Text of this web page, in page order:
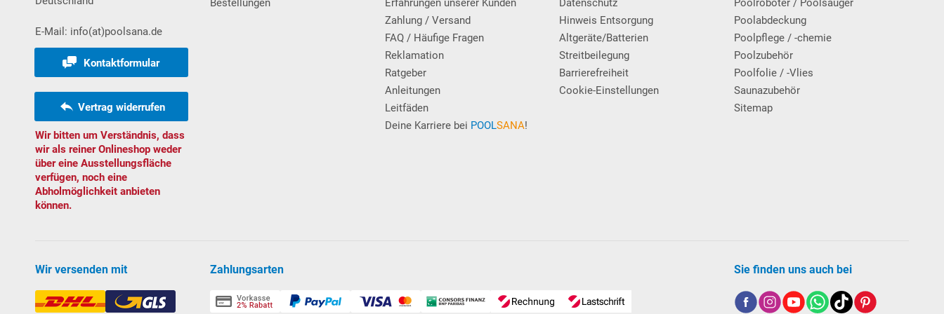
E-Mail: info(at)poolsana.de
Kontaktformular
Vertrag widerrufen
Wir bitten um Verständnis, dass
wir als reiner Onlineshop weder
über eine Ausstellungsfläche
verfügen, noch eine
Abholmöglichkeit anbieten
können.
Zahlung / Versand
FAQ / Häufige Fragen
Reklamation
Ratgeber
Anleitungen
Leitfäden
Deine Karriere bei POOLSANA!
Hinweis Entsorgung
Altgeräte/Batterien
Streitbeilegung
Barrierefreiheit
Cookie-Einstellungen
Poolabdeckung
Poolpflege / -chemie
Poolzubehör
Poolfolie / -Vlies
Saunazubehör
Sitemap
Wir versenden mit Zahlungsarten Sie finden uns auch bei